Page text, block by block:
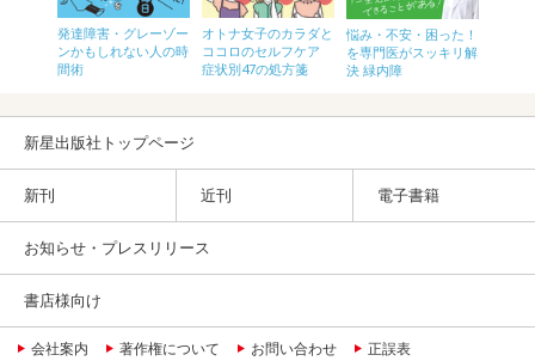
発達障害・グレーゾー
ンかもしれない人の時
間術
オトナ女子のカラダと
ココロのセルフケア
症状別47の処方箋
悩み・不安・困った！
を専門医がスッキリ解
決 緑内障
新星出版社トップページ
新刊 近刊 電子書籍
お知らせ・プレスリリース
書店様向け
会社案内 著作権について お問い合わせ
正誤表